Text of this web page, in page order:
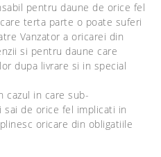
pentru daune de orice fel
terta parte o poate suferi
Vanzator a oricarei din
si pentru daune care
dupa livrare si in special
cazul in care sub-
de orice fel implicati in
oricare din obligatiile